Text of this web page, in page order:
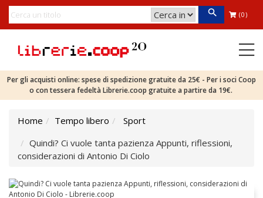
(0)
Per gli acquisti online: spese di spedizione gratuite da 25€ - Per i soci Coop
o con tessera fedeltà Librerie.coop gratuite a partire da 19€.
Home Tempo libero
Sport
Quindi? Ci vuole tanta pazienza Appunti, riflessioni,
considerazioni di Antonio Di Ciolo